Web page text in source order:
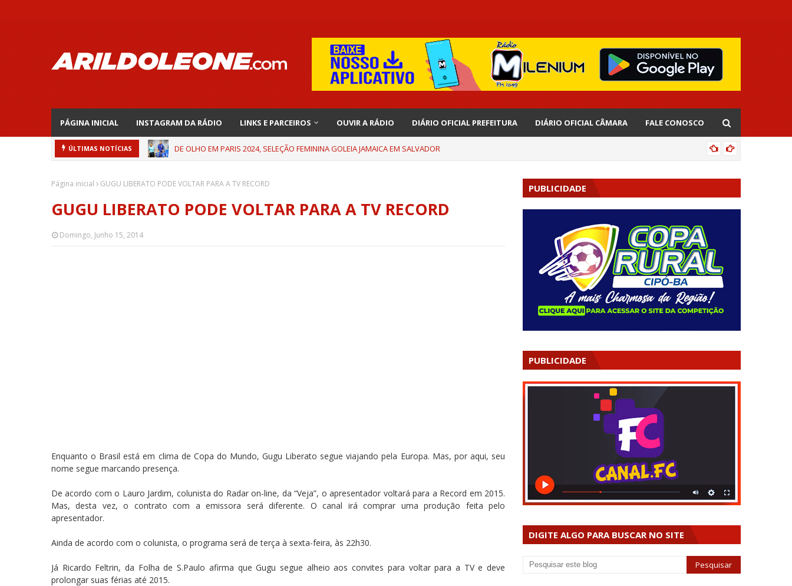
PÁGINA INICIAL INSTAGRAM DA RÁDIO LINKS E PARCEIROS OUVIR A RÁDIO DIÁRIO OFICIAL PREFEITURA DIÁRIO OFICIAL CÂMARA FALE CONOSCO
ÚLTIMAS NOTÍCIAS DE OLHO EM PARIS 2024, SELEÇÃO FEMININA GOLEIA JAMAICA EM SALVADOR
Página inicial GUGU LIBERATO PODE VOLTAR PARA A TV RECORD
GUGU LIBERATO PODE VOLTAR PARA A TV RECORD
Domingo, Junho 15, 2014
Enquanto o Brasil está em clima de Copa do Mundo, Gugu Liberato segue viajando pela Europa. Mas, por aqui, seu
nome segue marcando presença.
De acordo com o Lauro Jardim, colunista do Radar on-line, da “Veja”, o apresentador voltará para a Record em 2015.
Mas, desta vez, o contrato com a emissora será diferente. O canal irá comprar uma produção feita pelo
apresentador.
Ainda de acordo com o colunista, o programa será de terça à sexta-feira, às 22h30.
Já Ricardo Feltrin, da Folha de S.Paulo afirma que Gugu segue alheio aos convites para voltar para a TV e deve
prolongar suas férias até 2015.
PUBLICIDADE
PUBLICIDADE
DIGITE ALGO PARA BUSCAR NO SITE